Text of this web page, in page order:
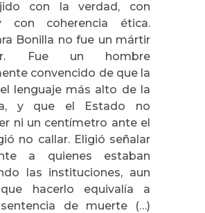
con la verdad, con
con coherencia ética.
Bonilla no fue un mártir
Fue un hombre
convencido de que la
lenguaje más alto de la
y que el Estado no
ni un centímetro ante el
no callar. Eligió señalar
a quienes estaban
las instituciones, aun
hacerlo equivalía a
de muerte (…)